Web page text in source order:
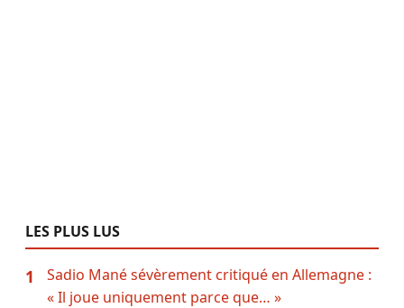
LES PLUS LUS
1
Sadio Mané sévèrement critiqué en Allemagne :
« Il joue uniquement parce que… »